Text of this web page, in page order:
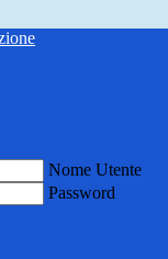
Nome Utente
Password